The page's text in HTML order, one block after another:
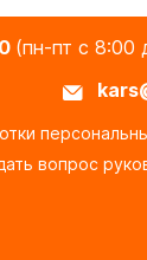
(пн-пт с 8:00
вопрос